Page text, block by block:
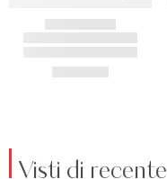
Visti di recente